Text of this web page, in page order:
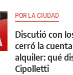
POR LA CIUDAD
Discutió con
cerró la
alquiler: qué
Cipolletti